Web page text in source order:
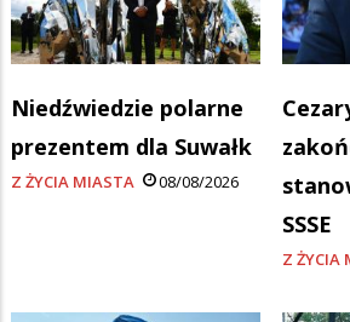
Niedźwiedzie polarne
prezentem dla Suwałk
Z ŻYCIA MIASTA 08/08/2026
SSSE
Z ŻYCIA